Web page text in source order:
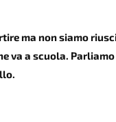
ma non siamo
va a scuola.